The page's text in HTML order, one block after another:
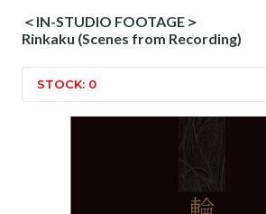
＜IN-STUDIO FOOTAGE＞
Rinkaku (Scenes from Recording)
STOCK: 0